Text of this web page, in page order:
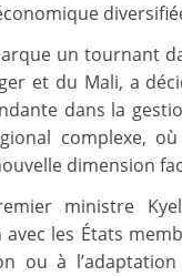
un tournant
et du Mali, a
dans la
complexe,
dimension
ministre
les États
ou à